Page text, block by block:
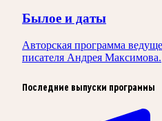
Былое и даты
Авторская программа
писателя Андрея Максимова.
Последние выпуски программы